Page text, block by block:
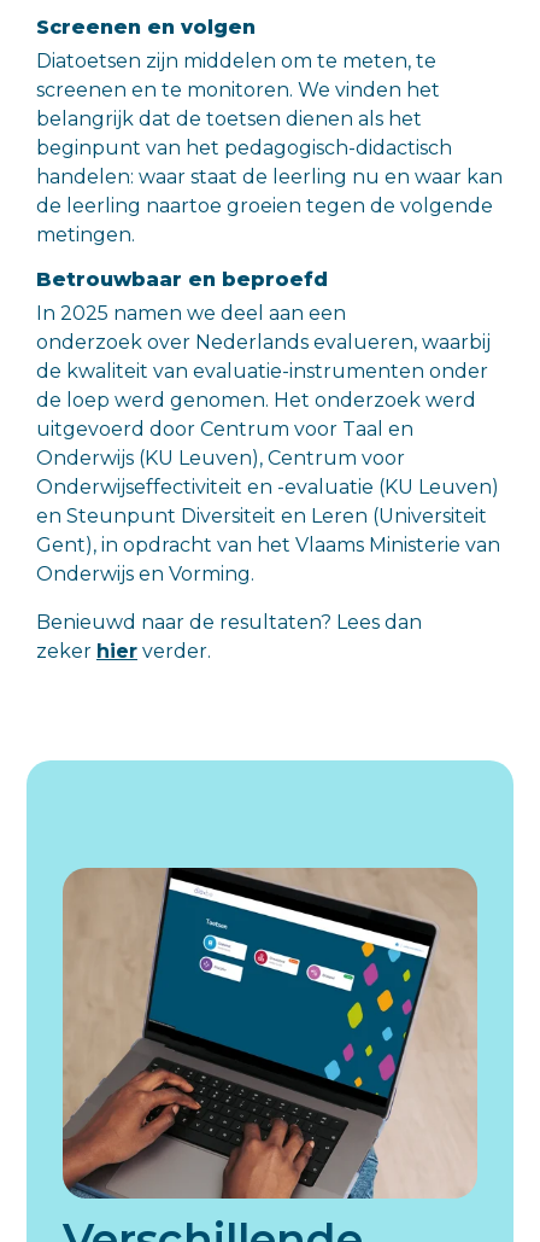
Screenen en volgen
Diatoetsen zijn middelen om te meten, te
screenen en te monitoren. We vinden het
belangrijk dat de toetsen dienen als het
beginpunt van het pedagogisch-didactisch
handelen: waar staat de leerling nu en waar kan
de leerling naartoe groeien tegen de volgende
metingen.
Betrouwbaar en beproefd
In 2025 namen we deel aan een
onderzoek over Nederlands evalueren, waarbij
de kwaliteit van evaluatie-instrumenten onder
de loep werd genomen. Het onderzoek werd
uitgevoerd door Centrum voor Taal en
Onderwijs (KU Leuven), Centrum voor
Onderwijseffectiviteit en -evaluatie (KU Leuven)
en Steunpunt Diversiteit en Leren (Universiteit
Gent), in opdracht van het Vlaams Ministerie van
Onderwijs en Vorming.
Benieuwd naar de resultaten? Lees dan
zeker hier verder.